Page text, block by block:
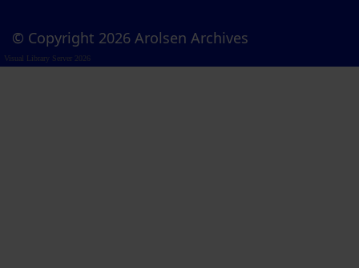
© Copyright 2026 Arolsen Archives
Visual Library Server 2026